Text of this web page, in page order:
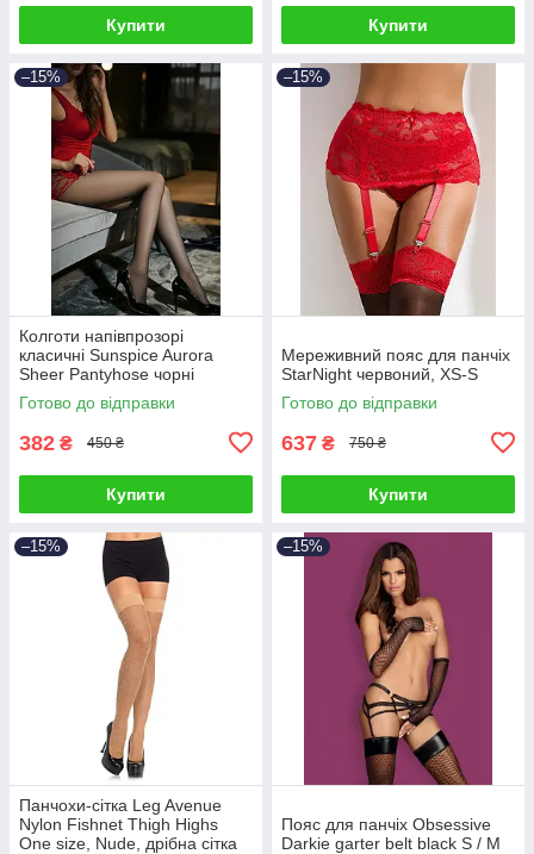
Купити Купити
–15%
Колготи напівпрозорі
класичні Sunspice Aurora
Sheer Pantyhose чорні
Готово до відправки
382 ₴ 450 ₴
Купити
–15%
Мереживний пояс для панчіх
StarNight червоний, XS-S
Готово до відправки
637 ₴ 750 ₴
Купити
–15%
Панчохи-сітка Leg Avenue
Nylon Fishnet Thigh Highs
One size, Nude, дрібна сітка
–15%
Пояс для панчіх Obsessive
Darkie garter belt black S / M